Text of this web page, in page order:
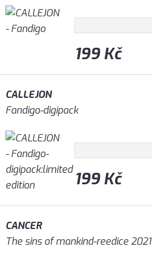
199 Kč
CALLEJON
Fandigo-digipack
199 Kč
CANCER
The sins of mankind-reedice 2021